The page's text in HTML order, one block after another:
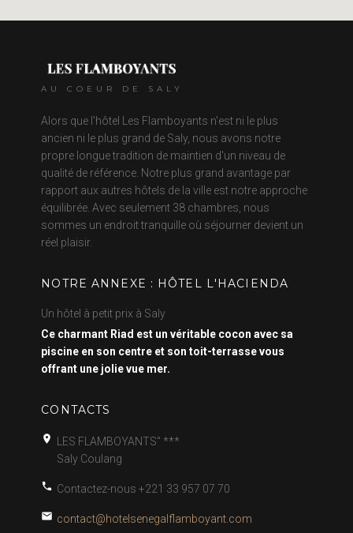
AU COEUR DE SALY
Alors que l'hôtel Les Flamboyants n'est ni le plus
ancien ni le plus grand de Saly, nous avons notre
propre longue tradition de maintien d'un niveau de
qualité de référence. Notre plus grand avantage par
rapport aux autres hôtels de la ville est notre approche
équilibrée. Avec seulement 38 chambres, nous
sommes un endroit tranquille où séjourner devient un
réel plaisir.
NOTRE ANNEXE : HÔTEL L'HACIENDA
Un hôtel à petit prix à Saly
Ce charmant Riad est un véritable cocon avec sa
piscine en son centre et son toit-terrasse vous
offrant une jolie vue mer.
CONTACTS
LES FLAMBOYANTS" ***
Saly Coulang
Contactez-nous+221 33 957 07 70
contact@hotelsenegalflamboyant.com